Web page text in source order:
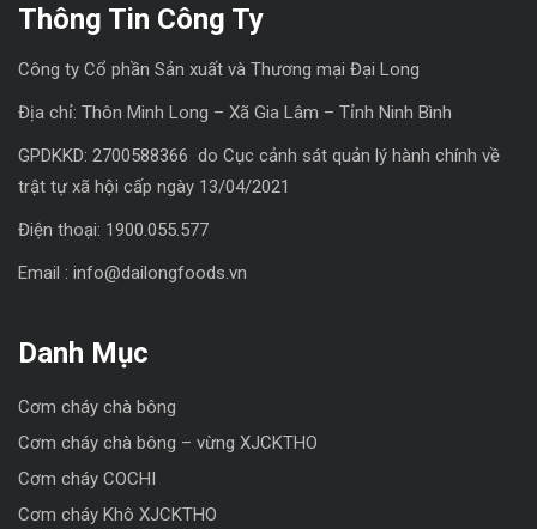
Thông Tin Công Ty
Công ty Cổ phần Sản xuất và Thương mại Đại Long
Địa chỉ: Thôn Minh Long – Xã Gia Lâm – Tỉnh Ninh Bình
GPDKKD: 2700588366 do Cục cảnh sát quản lý hành chính về
trật tự xã hội cấp ngày 13/04/2021
Điện thoại: 1900.055.577
Email : info@dailongfoods.vn
Danh Mục
Cơm cháy chà bông
Cơm cháy chà bông – vừng XJCKTHO
Cơm cháy COCHI
Cơm cháy Khô XJCKTHO